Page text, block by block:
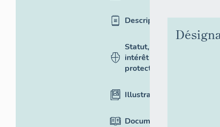
Description
Statut,
intérêt et
protection
Illustrations
Documentation